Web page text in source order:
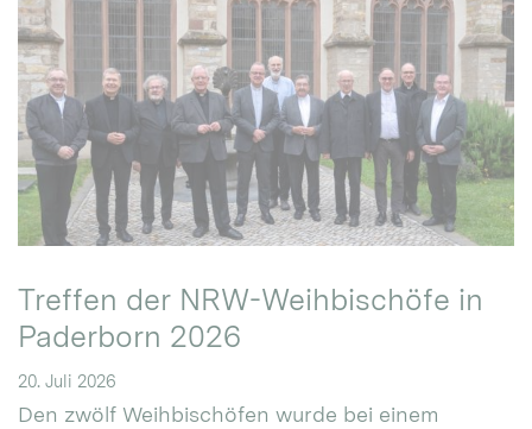
Treffen der NRW-Weihbischöfe in
Paderborn 2026
20. Juli 2026
Den zwölf Weihbischöfen wurde bei einem